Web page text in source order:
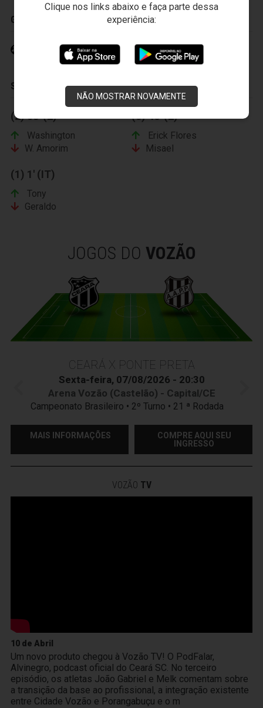
Clique nos links abaixo e faça parte dessa
experiência:
NÃO MOSTRAR NOVAMENTE
GOLS
Ernandes 8' (2)
SUBSTITUIÇÕES
(2) 38' (2)
Washington
W. Amorim
(3) 46' (2)
Erick Flores
Misael
(1) 1' (IT)
Tony
Geraldo
JOGOS DO VOZÃO
CEARÁ X PONTE PRETA
Sexta-feira, 07/08/2026 - 20:30
Arena Vozão (Castelão) - Capital/CE
Campeonato Brasileiro • 2º Turno • 21 ª Rodada
MAIS INFORMAÇÕES
COMPRE AQUI SEU
INGRESSO
VOZÃO TV
10 de Abril
Um novo produto chegou à Vozão TV! O PodFalar,
Alvinegro, podcast oficial do Ceará SC. No terceiro
episódio, os atletas João Gabriel e Melk comentam sobre
a transição da base ao profissional, a integração existente
entre Cidade Vozão e Porangabuçu e o m